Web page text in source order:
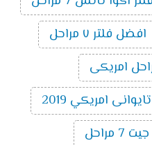
افضل فلتر ٧ مراحل